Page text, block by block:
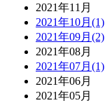
2021年11月
2021年10月(1)
2021年09月(2)
2021年08月
2021年07月(1)
2021年06月
2021年05月